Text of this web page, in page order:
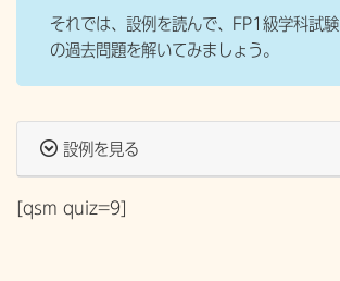
それでは、設例を読んで、
FP1級学科試験
の過去問題を解いてみましょう。
設例を見る
[qsm quiz=9]